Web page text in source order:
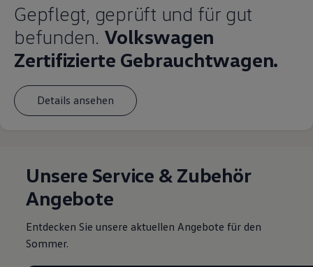
Gepflegt, geprüft und für gut
befunden. Volkswagen
Zertifizierte Gebrauchtwagen.
Details ansehen
Unsere Service & Zubehör
Angebote
Entdecken Sie unsere aktuellen Angebote für den
Sommer.